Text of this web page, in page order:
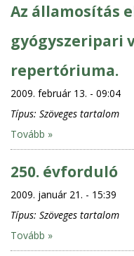
Az államosítás
gyógyszeripari
repertóriuma.
2009. február 13. - 09:04
Típus: Szöveges tartalom
Tovább »
250. évforduló
2009. január 21. - 15:39
Típus: Szöveges tartalom
Tovább »